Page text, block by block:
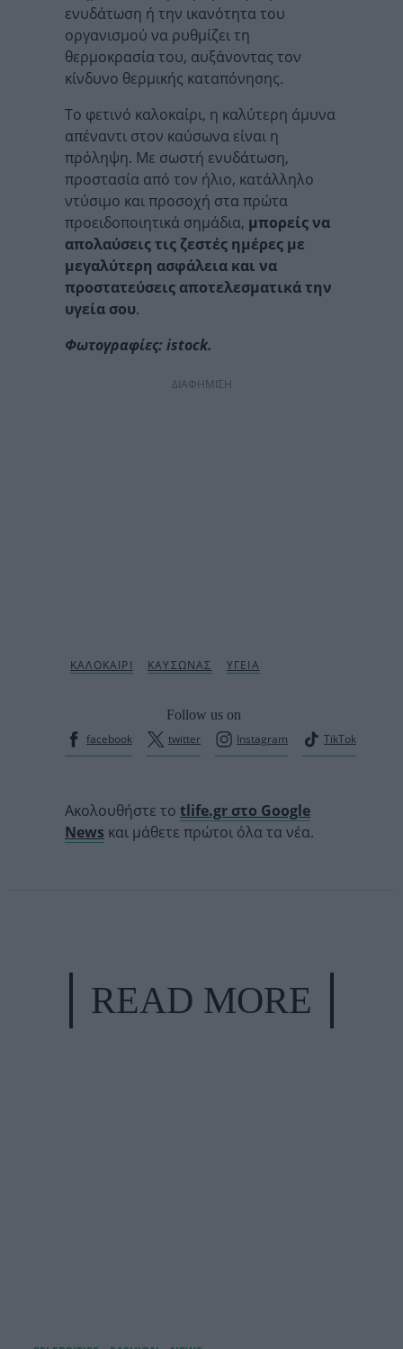
ενυδάτωση ή την ικανότητα του
οργανισμού να ρυθμίζει τη
θερμοκρασία του, αυξάνοντας τον
κίνδυνο θερμικής καταπόνησης.
Το φετινό καλοκαίρι, η καλύτερη άμυνα
απέναντι στον καύσωνα είναι η
πρόληψη. Με σωστή ενυδάτωση,
προστασία από τον ήλιο, κατάλληλο
ντύσιμο και προσοχή στα πρώτα
προειδοποιητικά σημάδια, μπορείς να
απολαύσεις τις ζεστές ημέρες με
μεγαλύτερη ασφάλεια και να
προστατεύσεις αποτελεσματικά την
υγεία σου.
Φωτογραφίες: istock.
ΔΙΑΦΗΜΙΣΗ
Follow us on
facebook
twitter Instagram TikTok
Ακολουθήστε το tlife.gr στο Google
News και μάθετε πρώτοι όλα τα νέα.
READ MORE